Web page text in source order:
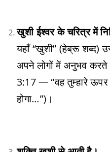
खुशी ईश्वर के चरित्र में
यहाँ “खुशी” (हेब्रू शब्द)
अपने लोगों में अनुभव करते
3:17 — “वह तुम्हारे
होगा…”)।